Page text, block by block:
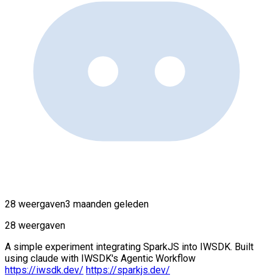
28 weergaven3 maanden geleden
28 weergaven
A simple experiment integrating SparkJS into IWSDK. Built
using claude with IWSDK's Agentic Workflow
https://iwsdk.dev/ https://sparkjs.dev/